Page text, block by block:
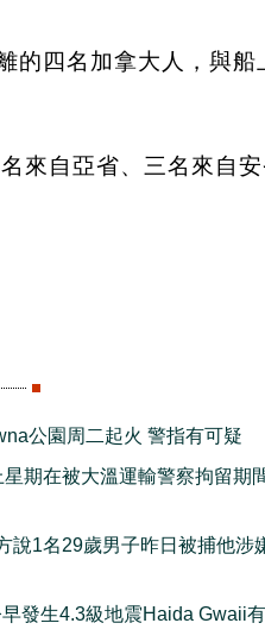
四名加拿大人，與船
來自亞省、三名來自
公園周二起火 警指有可
星期在被大溫運輸警察拘留期
說1名29歲男子昨日被捕他涉
發生4.3級地震Haida Gwaii